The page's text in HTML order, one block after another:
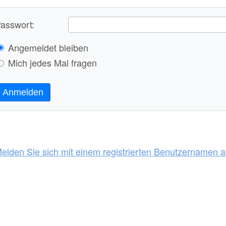
Angemeldet bleiben
Mich jedes Mal fragen
Anmelden
Sie sich mit einem registrierten Benutzernamen